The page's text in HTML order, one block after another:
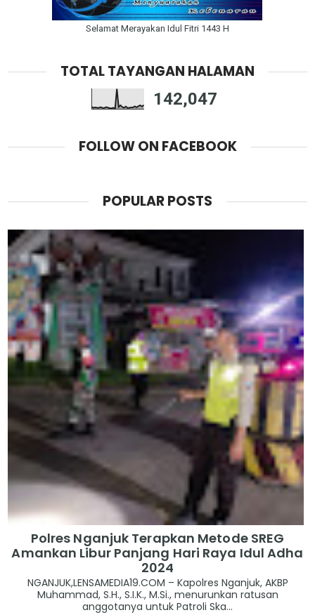
Selamat Merayakan Idul Fitri 1443 H
TOTAL TAYANGAN HALAMAN
142,047
FOLLOW ON FACEBOOK
POPULAR POSTS
Polres Nganjuk Terapkan Metode SREG
Amankan Libur Panjang Hari Raya Idul Adha
2024
NGANJUK,LENSAMEDIA19.COM – Kapolres Nganjuk, AKBP
Muhammad, S.H., S.I.K., M.Si., menurunkan ratusan
anggotanya untuk Patroli Ska...